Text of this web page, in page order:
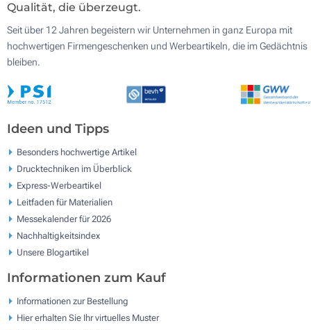
Qualität, die überzeugt.
Seit über 12 Jahren begeistern wir Unternehmen in ganz Europa mit
hochwertigen Firmengeschenken und Werbeartikeln, die im Gedächtnis
bleiben.
Ideen und Tipps
Besonders hochwertige Artikel
Drucktechniken im Überblick
Express-Werbeartikel
Leitfaden für Materialien
Messekalender für 2026
Nachhaltigkeitsindex
Unsere Blogartikel
Informationen zum Kauf
Informationen zur Bestellung
Hier erhalten Sie Ihr virtuelles Muster